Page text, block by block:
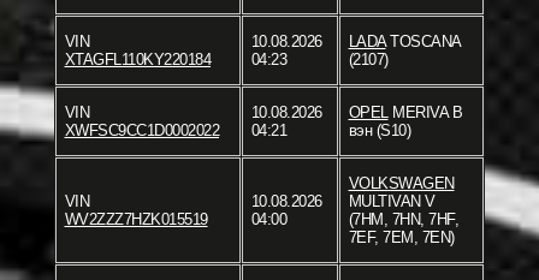
VIN
XTAGFL110KY220184
10.08.2026
04:23
LADATOSCANA
(2107)
VIN
XWFSC9CC1D0002022
10.08.2026
04:21
OPELMERIVA B
вэн (S10)
VIN
WV2ZZZ7HZK015519
10.08.2026
04:00
VOLKSWAGEN
MULTIVAN V
(7HM, 7HN, 7HF,
7EF, 7EM, 7EN)